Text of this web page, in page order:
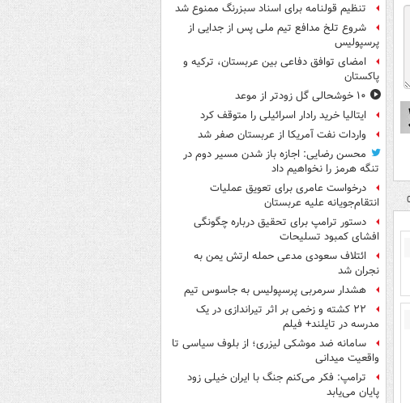
تنظیم قولنامه برای اسناد سبزرنگ ممنوع شد
شروع تلخ مدافع تیم ملی پس از جدایی از
پرسپولیس
امضای توافق دفاعی بین عربستان، ترکیه و
پاکستان
۱۰ خوشحالی گل زودتر از موعد
ایتالیا خرید رادار اسرائیلی را متوقف کرد
واردات نفت آمریکا از عربستان صفر شد
محسن رضایی: اجازه باز شدن مسیر دوم در
تنگه هرمز را نخواهیم داد
درخواست عامری برای تعویق عملیات
انتقام‌جویانه علیه عربستان
دستور ترامپ برای تحقیق درباره چگونگی
افشای کمبود تسلیحات
ائتلاف سعودی مدعی حمله ارتش یمن به
نجران شد
هشدار سرمربی پرسپولیس به جاسوس تیم
۲۲ کشته و زخمی بر اثر تیراندازی در یک
مدرسه در تایلند+ فیلم
سامانه ضد موشکی لیزری؛ از بلوف سیاسی تا
واقعیت میدانی
ترامپ: فکر می‌کنم جنگ با ایران خیلی زود
پایان می‌یابد